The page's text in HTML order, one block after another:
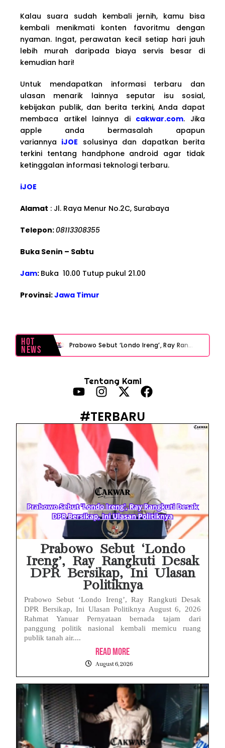
Kalau suara sudah kembali jernih, kamu bisa
kembali menikmati konten favoritmu dengan
nyaman. Ingat, perawatan kecil setiap hari jauh
lebih murah daripada biaya servis besar di
kemudian hari!
Untuk mendapatkan informasi terbaru dan
ulasan menarik lainnya seputar isu sosial,
kebijakan publik, dan berita terkini, Anda dapat
membaca artikel lainnya di cakwar.com. Jika
apple anda bermasalah apapun
variannya iJOE solusinya dan dapatkan berita
terkini tentang handphone android agar tidak
ketinggalan informasi teknologi terbaru.
iJOE
Alamat : Jl. Raya Menur No.2C, Surabaya
Telepon:08113308355
Buka Senin – Sabtu
Jam: Buka 10.00 Tutup pukul 21.00
Provinsi:Jawa Timur
Hot
News Prabowo Sebut ‘Londo Ireng’, Ray Rangkuti Desak DPR Bersikap, Ini Ulasan Politiknya
Baterai Apple Watch Cepat Boros? Ini Penyebab dan Cara Mengatasinya
HP Huawei Cepat Panas? Ini Penyebab Utama dan Cara Mengatasinya
HP Realme Kena Air Tidak Bisa Dicas? Jangan Langsung Charge, Ini Solusinya
Eks Jampidsus Febrie Adriansyah Tersangka Korupsi Asabri Tapi Masih Terima Gaji: Mengapa Begitu?
Tentang Kami
#TERBARU
Prabowo Sebut ‘Londo
Ireng’, Ray Rangkuti Desak
DPR Bersikap, Ini Ulasan
Politiknya
Prabowo Sebut ‘Londo Ireng’, Ray Rangkuti Desak
DPR Bersikap, Ini Ulasan Politiknya August 6, 2026
Rahmat Yanuar Pernyataan bernada tajam dari
panggung politik nasional kembali memicu ruang
publik tanah air....
Read More
August 6, 2026